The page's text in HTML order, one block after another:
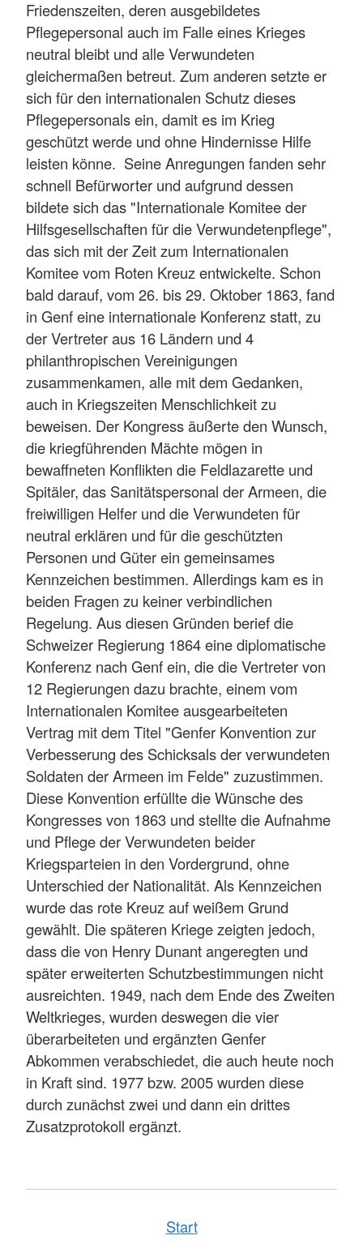
Friedenszeiten, deren ausgebildetes
Pflegepersonal auch im Falle eines Krieges
neutral bleibt und alle Verwundeten
gleichermaßen betreut. Zum anderen setzte er
sich für den internationalen Schutz dieses
Pflegepersonals ein, damit es im Krieg
geschützt werde und ohne Hindernisse Hilfe
leisten könne. Seine Anregungen fanden sehr
schnell Befürworter und aufgrund dessen
bildete sich das "Internationale Komitee der
Hilfsgesellschaften für die Verwundetenpflege",
das sich mit der Zeit zum Internationalen
Komitee vom Roten Kreuz entwickelte. Schon
bald darauf, vom 26. bis 29. Oktober 1863, fand
in Genf eine internationale Konferenz statt, zu
der Vertreter aus 16 Ländern und 4
philanthropischen Vereinigungen
zusammenkamen, alle mit dem Gedanken,
auch in Kriegszeiten Menschlichkeit zu
beweisen. Der Kongress äußerte den Wunsch,
die kriegführenden Mächte mögen in
bewaffneten Konflikten die Feldlazarette und
Spitäler, das Sanitätspersonal der Armeen, die
freiwilligen Helfer und die Verwundeten für
neutral erklären und für die geschützten
Personen und Güter ein gemeinsames
Kennzeichen bestimmen. Allerdings kam es in
beiden Fragen zu keiner verbindlichen
Regelung. Aus diesen Gründen berief die
Schweizer Regierung 1864 eine diplomatische
Konferenz nach Genf ein, die die Vertreter von
12 Regierungen dazu brachte, einem vom
Internationalen Komitee ausgearbeiteten
Vertrag mit dem Titel "Genfer Konvention zur
Verbesserung des Schicksals der verwundeten
Soldaten der Armeen im Felde" zuzustimmen.
Diese Konvention erfüllte die Wünsche des
Kongresses von 1863 und stellte die Aufnahme
und Pflege der Verwundeten beider
Kriegsparteien in den Vordergrund, ohne
Unterschied der Nationalität. Als Kennzeichen
wurde das rote Kreuz auf weißem Grund
gewählt. Die späteren Kriege zeigten jedoch,
dass die von Henry Dunant angeregten und
später erweiterten Schutzbestimmungen nicht
ausreichten. 1949, nach dem Ende des Zweiten
Weltkrieges, wurden deswegen die vier
überarbeiteten und ergänzten Genfer
Abkommen verabschiedet, die auch heute noch
in Kraft sind. 1977 bzw. 2005 wurden diese
durch zunächst zwei und dann ein drittes
Zusatzprotokoll ergänzt.
Start